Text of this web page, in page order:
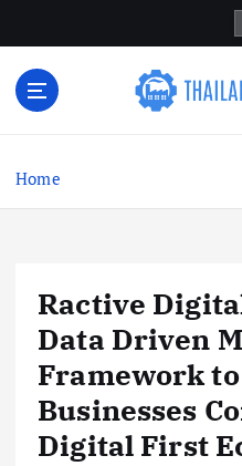
n
Home
Ractive
Data Driven
Framework
Businesses
Digital First